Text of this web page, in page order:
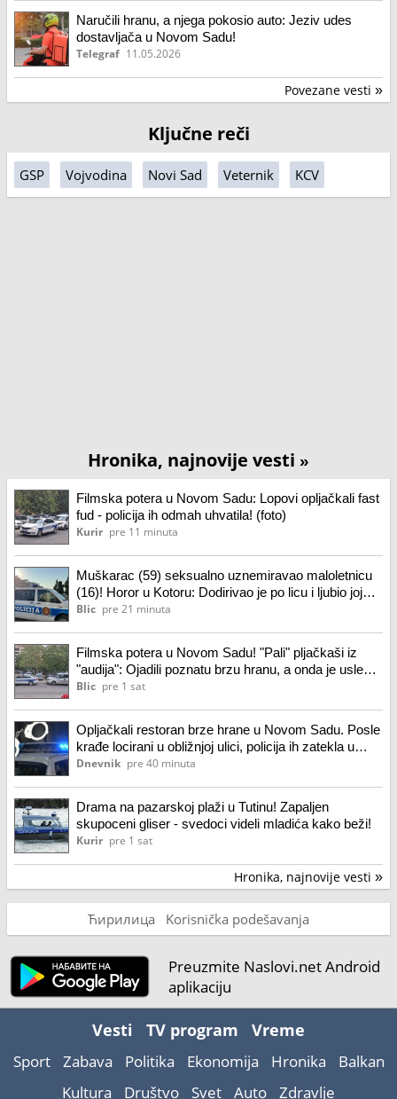
Naručili hranu, a njega pokosio auto: Jeziv udes
dostavljača u Novom Sadu!
Telegraf 11.05.2026
Povezane vesti »
Ključne reči
GSP Vojvodina Novi Sad Veternik KCV
Hronika, najnovije vesti »
Filmska potera u Novom Sadu: Lopovi opljačkali fast
fud - policija ih odmah uhvatila! (foto)
Kurir pre 11 minuta
Muškarac (59) seksualno uznemiravao maloletnicu
(16)! Horor u Kotoru: Dodirivao je po licu i ljubio joj
ruke, policija ga ekspresno uhapsila
Blic pre 21 minuta
Filmska potera u Novom Sadu! "Pali" pljačkaši iz
"audija": Ojadili poznatu brzu hranu, a onda je usledila
munjevita akcija policije (foto)
Blic pre 1 sat
Opljačkali restoran brze hrane u Novom Sadu. Posle
krađe locirani u obližnjoj ulici, policija ih zatekla u
„Audiju“
Dnevnik pre 40 minuta
Drama na pazarskoj plaži u Tutinu! Zapaljen
skupoceni gliser - svedoci videli mladića kako beži!
Kurir pre 1 sat
Hronika, najnovije vesti »
Ћирилица Korisnička podešavanja
Preuzmite Naslovi.net Android
aplikaciju
Vesti TV program Vreme
Sport Zabava Politika Ekonomija Hronika
Balkan
Kultura
Društvo Svet Auto Zdravlje